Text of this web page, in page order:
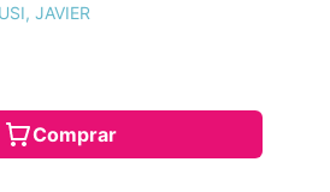
JAVIER
Comprar